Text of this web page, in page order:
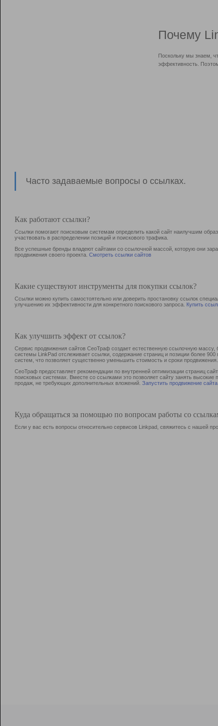
Почему
Поскольку мы знаем,
эффективность.
Часто задаваемые вопросы о ссылках.
Как работают ссылки?
Ссылки помогают поисковым системам определить какой сайт наилучшим
участвовать в раcпределении позиций и поискового трафика.
Все успешные бренды владеют сайтами со ссылочной массой, которую они
продвижения своего проекта. Смотреть ссылки сайтов
Какие существуют инструменты для покупки ссылок?
Ссылки можно купить самостоятельно или доверить простановку ссылок
улучшению их эффективности для конкретного поискового запроса. Купить
Как улучшить эффект от ссылок?
Сервис продвижения сайтов СеоТраф создает естественную ссылочную
системы LinkPad отслеживает ссылки, содержание страниц и позиции более
систем, что позволяет существенно уменьшить стоимость и сроки продвижения.
СеоТраф предоставляет рекомендации по внутренней оптимизации страниц
поисковых системах. Вместе со ссылками это позволяет сайту занять
продаж, не требующих дополнительных вложений. Запустить продвижение сайта
Куда обращаться за помощью по вопросам работы со
Если у вас есть вопросы относительно сервисов Linkpad, свяжитесь с нашей